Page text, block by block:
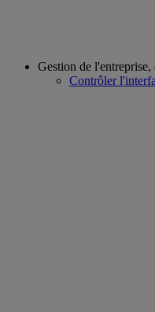
Gestion de l'entreprise,
Contrôler